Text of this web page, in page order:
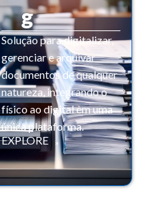
g
Solução para digitalizar,
gerenciar e arquivar
documentos de qualquer
natureza, integrando o
físico ao digital em uma
única plataforma.
EXPLORE